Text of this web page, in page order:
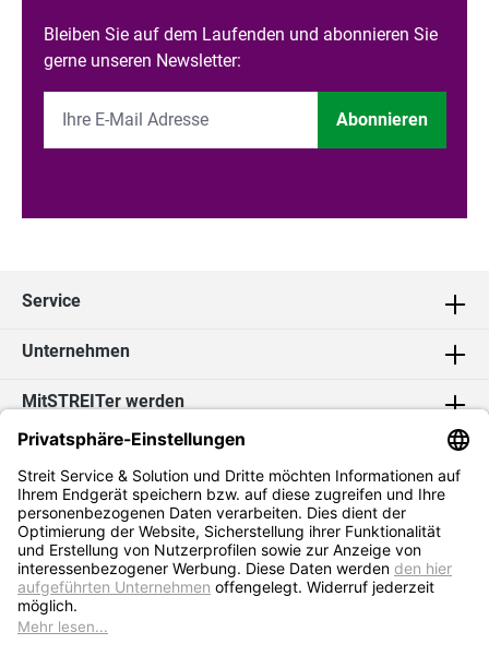
Bleiben Sie auf dem Laufenden und abonnieren Sie
gerne unseren Newsletter:
Abonnieren
Service
Unternehmen
MitSTREITer werden
Kontakt
Social Media